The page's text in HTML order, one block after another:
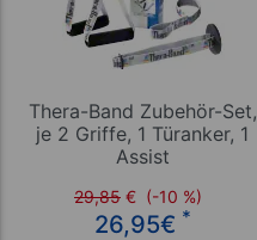
Thera-Band Zubehör-Set,
je 2 Griffe, 1 Türanker, 1
Assist
29,85 € (-10 %)
26,95€ *